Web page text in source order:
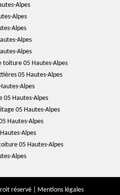
Alpes
Alpes
Alpes
Alpes
Alpes
toiture 05 Hautes-Alpes
05 Hautes-Alpes
Alpes
05 Hautes-Alpes
05 Hautes-Alpes
Hautes-Alpes
Alpes
05 Hautes-Alpes
Alpes
réservé | Mentions légales